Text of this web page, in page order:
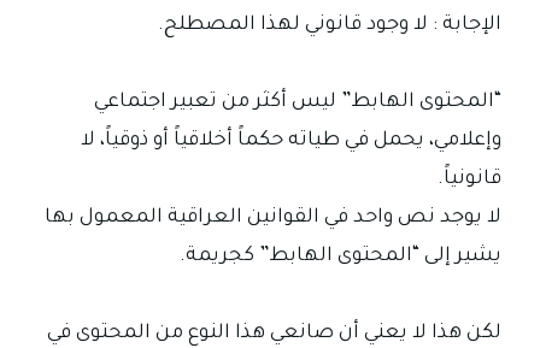
الإجابة : لا وجود قانوني لهذا المصطلح.
“المحتوى الهابط” ليس أكثر من تعبير اجتماعي
وإعلامي، يحمل في طياته حكماً أخلاقياً أو ذوقياً، لا
قانونياً.
لا يوجد نص واحد في القوانين العراقية المعمول بها
يشير إلى “المحتوى الهابط” كجريمة.
لكن هذا لا يعني أن صانعي هذا النوع من المحتوى في